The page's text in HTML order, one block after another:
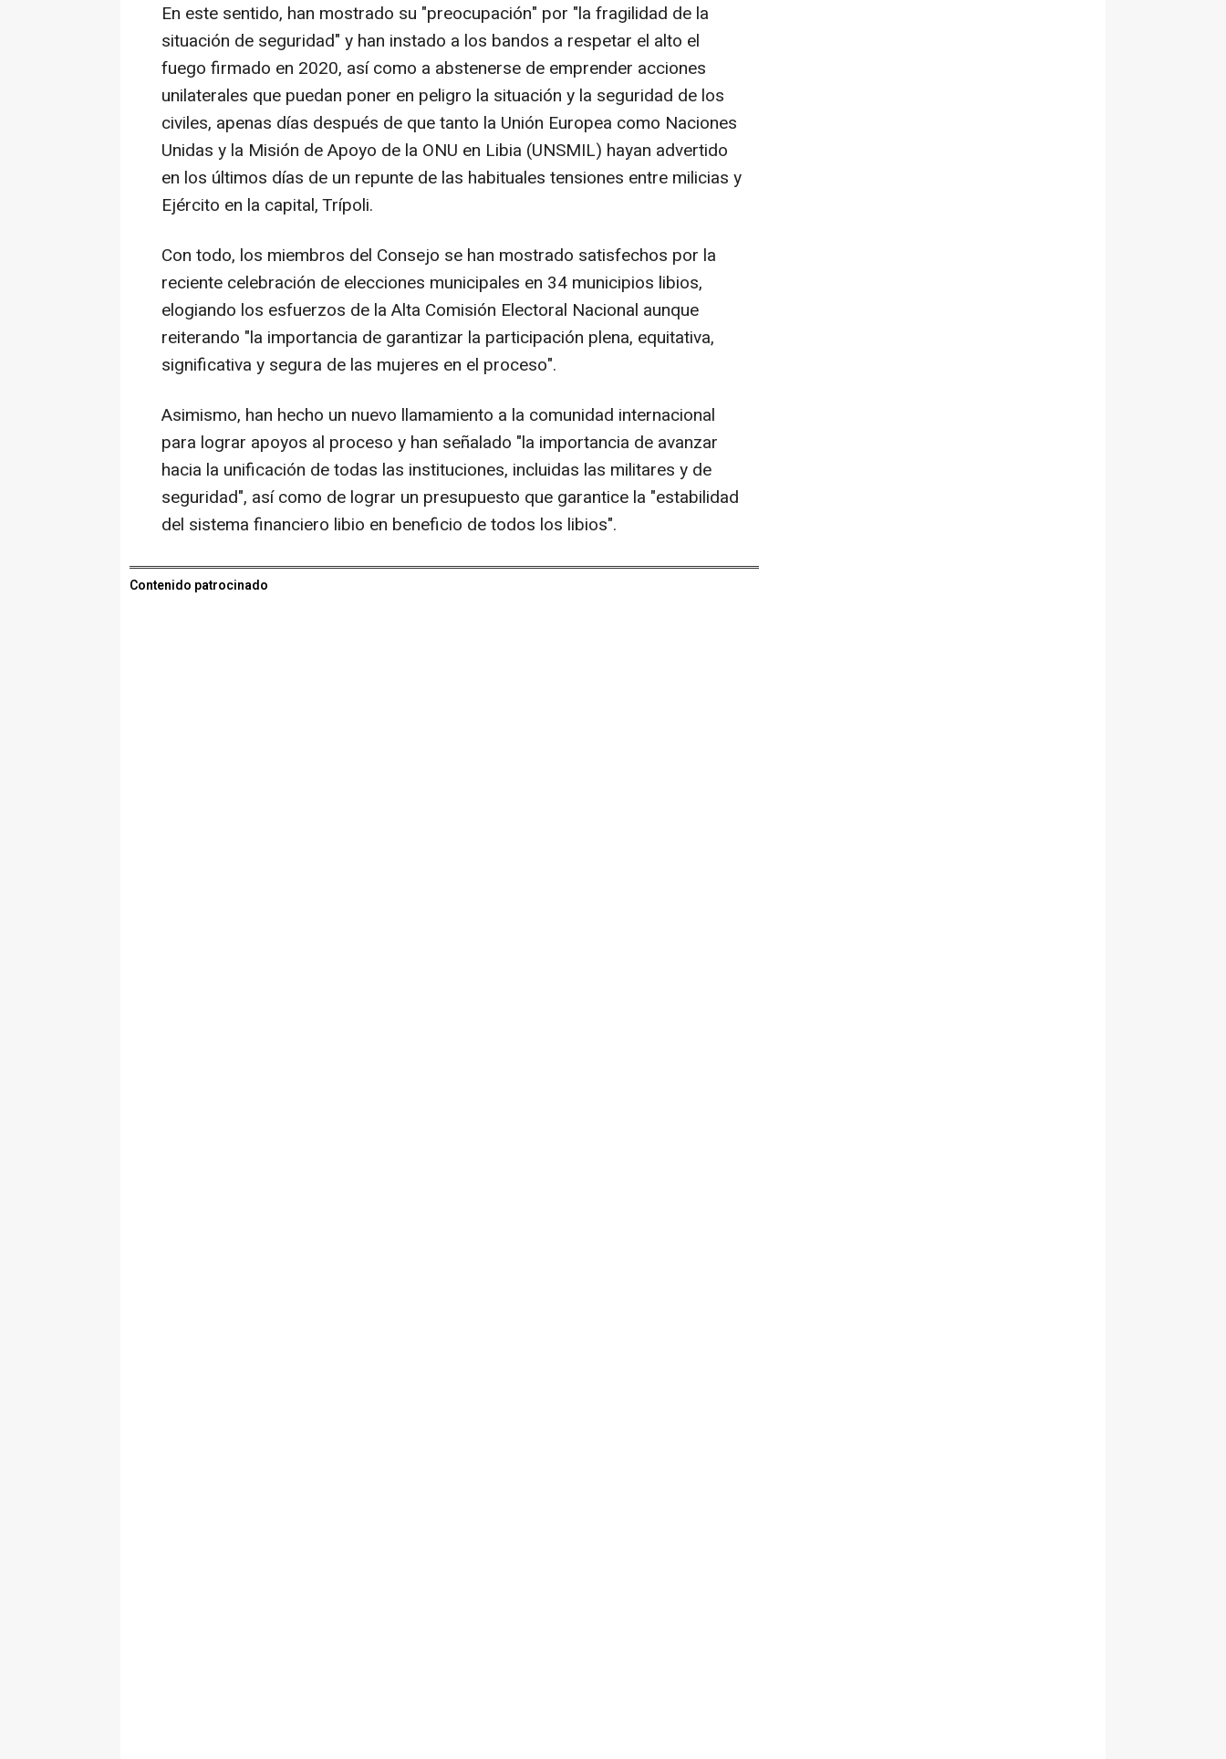
En este sentido, han mostrado su "preocupación" por "la fragilidad de la
situación de seguridad" y han instado a los bandos a respetar el alto el
fuego firmado en 2020, así como a abstenerse de emprender acciones
unilaterales que puedan poner en peligro la situación y la seguridad de los
civiles, apenas días después de que tanto la Unión Europea como Naciones
Unidas y la Misión de Apoyo de la ONU en Libia (UNSMIL) hayan advertido
en los últimos días de un repunte de las habituales tensiones entre milicias y
Ejército en la capital, Trípoli.
Con todo, los miembros del Consejo se han mostrado satisfechos por la
reciente celebración de elecciones municipales en 34 municipios libios,
elogiando los esfuerzos de la Alta Comisión Electoral Nacional aunque
reiterando "la importancia de garantizar la participación plena, equitativa,
significativa y segura de las mujeres en el proceso".
Asimismo, han hecho un nuevo llamamiento a la comunidad internacional
para lograr apoyos al proceso y han señalado "la importancia de avanzar
hacia la unificación de todas las instituciones, incluidas las militares y de
seguridad", así como de lograr un presupuesto que garantice la "estabilidad
del sistema financiero libio en beneficio de todos los libios".
Contenido patrocinado